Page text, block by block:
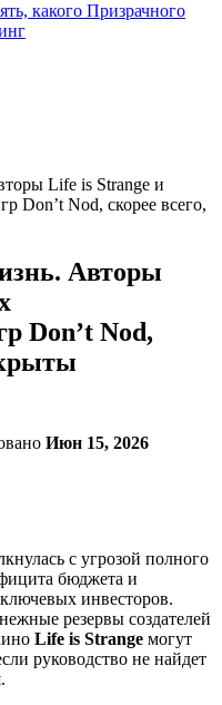
какого Призрачного
Life is Strange и
Don’t Nod, скорее всего,
Авторы
Don’t Nod,
Июн 15, 2026
с угрозой полного
бюджета и
инвесторов.
резервы создателей
Life is Strange могут
руководство не найдет